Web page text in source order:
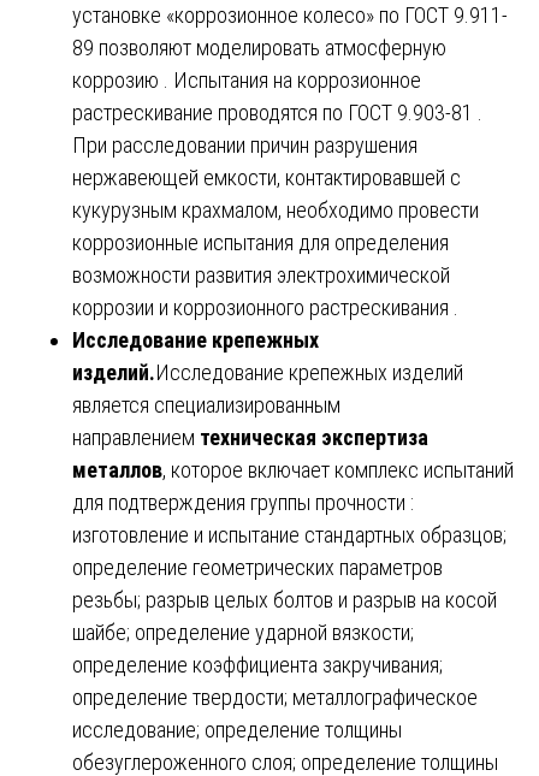
установке «коррозионное колесо» по ГОСТ 9.911-
89 позволяют моделировать атмосферную
коррозию . Испытания на коррозионное
растрескивание проводятся по ГОСТ 9.903-81 .
При расследовании причин разрушения
нержавеющей емкости, контактировавшей с
кукурузным крахмалом, необходимо провести
коррозионные испытания для определения
возможности развития электрохимической
коррозии и коррозионного растрескивания .
Исследование крепежных
изделий.Исследование крепежных изделий
является специализированным
направлением техническая экспертиза
металлов, которое включает комплекс испытаний
для подтверждения группы прочности :
изготовление и испытание стандартных образцов;
определение геометрических параметров
резьбы; разрыв целых болтов и разрыв на косой
шайбе; определение ударной вязкости;
определение коэффициента закручивания;
определение твердости; металлографическое
исследование; определение толщины
обезуглероженного слоя; определение толщины